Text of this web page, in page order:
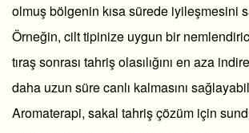
olmuş bölgenin kısa sürede iyileşmesini
Örneğin, cilt tipinize uygun bir
tıraş sonrası tahriş olasılığını en aza
daha uzun süre canlı kalmasını
Aromaterapi, sakal tahriş çözüm için